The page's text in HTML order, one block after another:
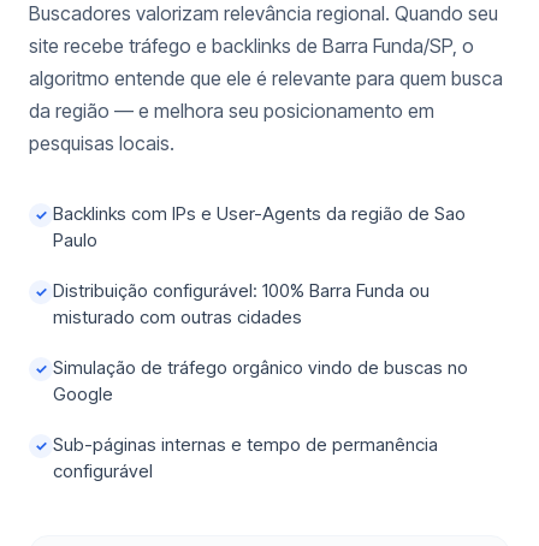
Buscadores valorizam relevância regional. Quando seu
site recebe tráfego e backlinks de Barra Funda/SP, o
algoritmo entende que ele é relevante para quem busca
da região — e melhora seu posicionamento em
pesquisas locais.
✓ Backlinks com IPs e User-Agents da região de Sao
Paulo
✓ Distribuição configurável: 100% Barra Funda ou
misturado com outras cidades
✓ Simulação de tráfego orgânico vindo de buscas no
Google
✓ Sub-páginas internas e tempo de permanência
configurável